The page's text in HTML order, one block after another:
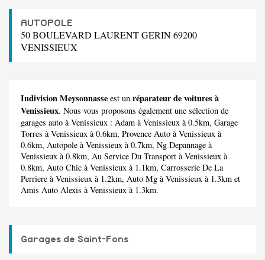
AUTOPOLE
50 BOULEVARD LAURENT GERIN 69200
VENISSIEUX
Indivision Meysonnasse est un réparateur de voitures à
Venissieux. Nous vous proposons également une sélection de
garages auto à Venissieux : Adam à Venissieux à 0.5km, Garage
Torres à Venissieux à 0.6km, Provence Auto à Venissieux à
0.6km, Autopole à Venissieux à 0.7km, Ng Depannage à
Venissieux à 0.8km, Au Service Du Transport à Venissieux à
0.8km, Auto Chic à Venissieux à 1.1km, Carrosserie De La
Perriere à Venissieux à 1.2km, Auto Mg à Venissieux à 1.3km et
Amis Auto Alexis à Venissieux à 1.3km.
Garages de Saint-Fons